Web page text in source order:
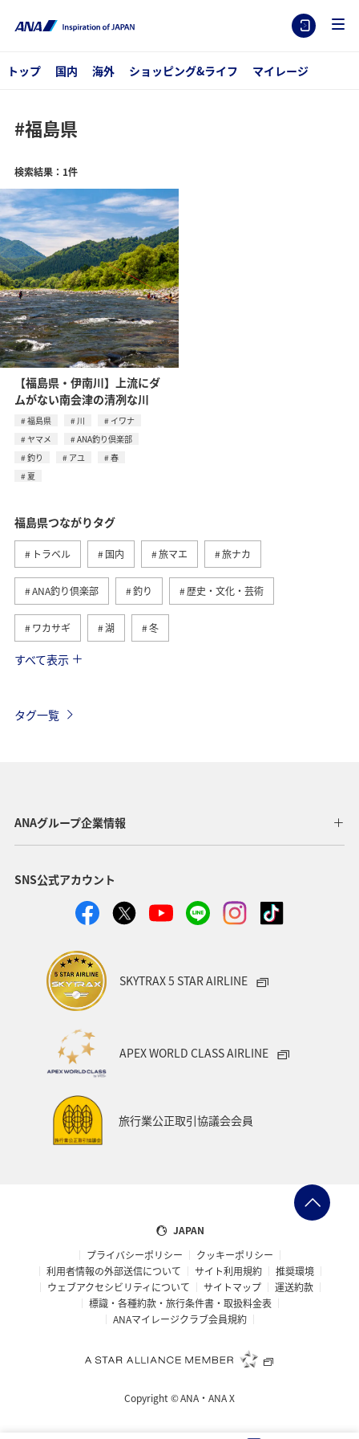
トップ 国内 海外 ショッピング&ライフ マイレージ
#福島県
検索結果：1件
【福島県・伊南川】上流にダ
ムがない南会津の清冽な川
福島県 川
イワナ
ヤマメ
ANA釣り倶楽部
釣り
アユ
春
夏
福島県つながりタグ
トラベル 国内 旅マエ 旅ナカ
ANA釣り倶楽部 釣り 歴史・文化・芸術
ワカサギ 湖 冬
東北地方
すべて表示
タグ一覧
ANAグループ企業情報
SNS公式アカウント
SKYTRAX 5 STAR AIRLINE
APEX WORLD CLASS AIRLINE
旅行業公正取引協議会会員
JAPAN
プライバシーポリシー
クッキーポリシー
利用者情報の外部送信について
サイト利用規約
推奨環境
ウェブアクセシビリティについて
サイトマップ
運送約款
標識・各種約款・旅行条件書・取扱料金表
ANAマイレージクラブ会員規約
Copyright ©ANA・ANA X